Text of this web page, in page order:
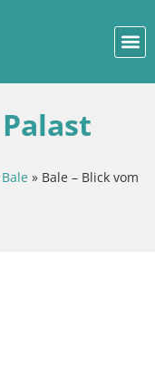
Bale » Bale – Blick vom